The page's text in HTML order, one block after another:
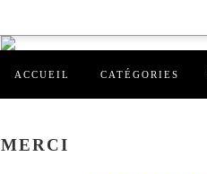
ACCUEIL CATÉGORIES
MERCI